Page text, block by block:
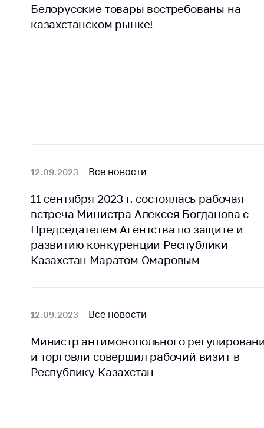
Белорусские товары востребованы на
казахстанском рынке!
12.09.2023 Все новости
11 сентября 2023 г. состоялась рабочая
встреча Министра Алексея Богданова с
Председателем Агентства по защите и
развитию конкуренции Республики
Казахстан Маратом Омаровым
12.09.2023 Все новости
Министр антимонопольного
и торговли совершил рабочий визит в
Республику Казахстан